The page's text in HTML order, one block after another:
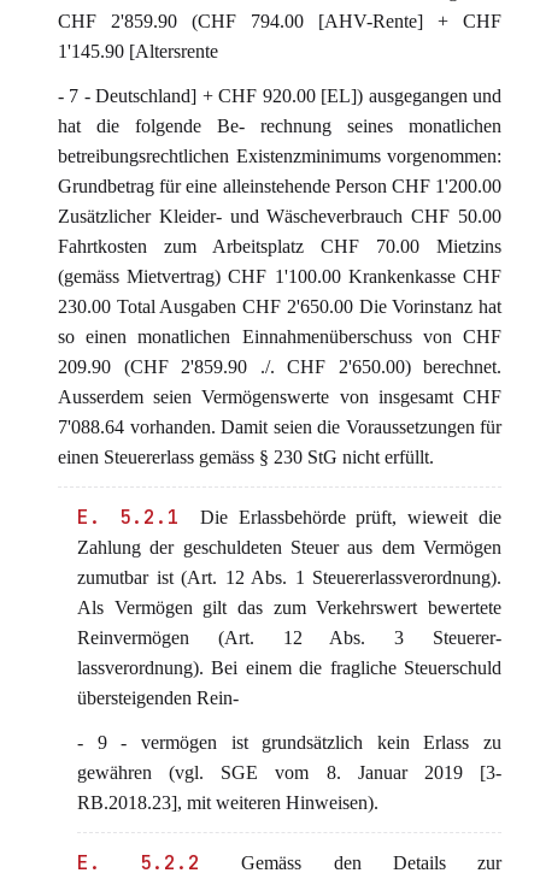
CHF 2'859.90 (CHF 794.00 [AHV-Rente] + CHF
1'145.90 [Altersrente
- 7 - Deutschland] + CHF 920.00 [EL]) ausgegangen und
hat die folgende Be- rechnung seines monatlichen
betreibungsrechtlichen Existenzminimums vorgenommen:
Grundbetrag für eine alleinstehende Person CHF 1'200.00
Zusätzlicher Kleider- und Wäscheverbrauch CHF 50.00
Fahrtkosten zum Arbeitsplatz CHF 70.00 Mietzins
(gemäss Mietvertrag) CHF 1'100.00 Krankenkasse CHF
230.00 Total Ausgaben CHF 2'650.00 Die Vorinstanz hat
so einen monatlichen Einnahmenüberschuss von CHF
209.90 (CHF 2'859.90 ./. CHF 2'650.00) berechnet.
Ausserdem seien Vermögenswerte von insgesamt CHF
7'088.64 vorhanden. Damit seien die Voraussetzungen für
einen Steuererlass gemäss § 230 StG nicht erfüllt.
E. 5.2.1
Die Erlassbehörde prüft, wieweit die
Zahlung der geschuldeten Steuer aus dem Vermögen
zumutbar ist (Art. 12 Abs. 1 Steuererlassverordnung).
Als Vermögen gilt das zum Verkehrswert bewertete
Reinvermögen (Art. 12 Abs. 3 Steuerer-
lassverordnung). Bei einem die fragliche Steuerschuld
übersteigenden Rein-
- 9 - vermögen ist grundsätzlich kein Erlass zu
gewähren (vgl. SGE vom 8. Januar 2019 [3-
RB.2018.23], mit weiteren Hinweisen).
E. 5.2.2
Gemäss den Details zur